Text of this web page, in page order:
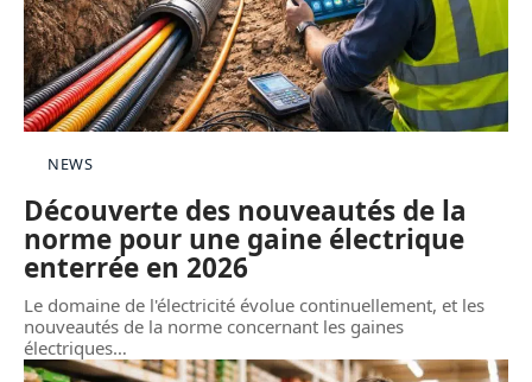
NEWS
Découverte des nouveautés de la
norme pour une gaine électrique
enterrée en 2026
Le domaine de l'électricité évolue continuellement, et les
nouveautés de la norme concernant les gaines
électriques…